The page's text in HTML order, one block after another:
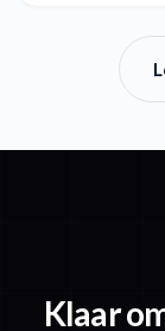
Klaar